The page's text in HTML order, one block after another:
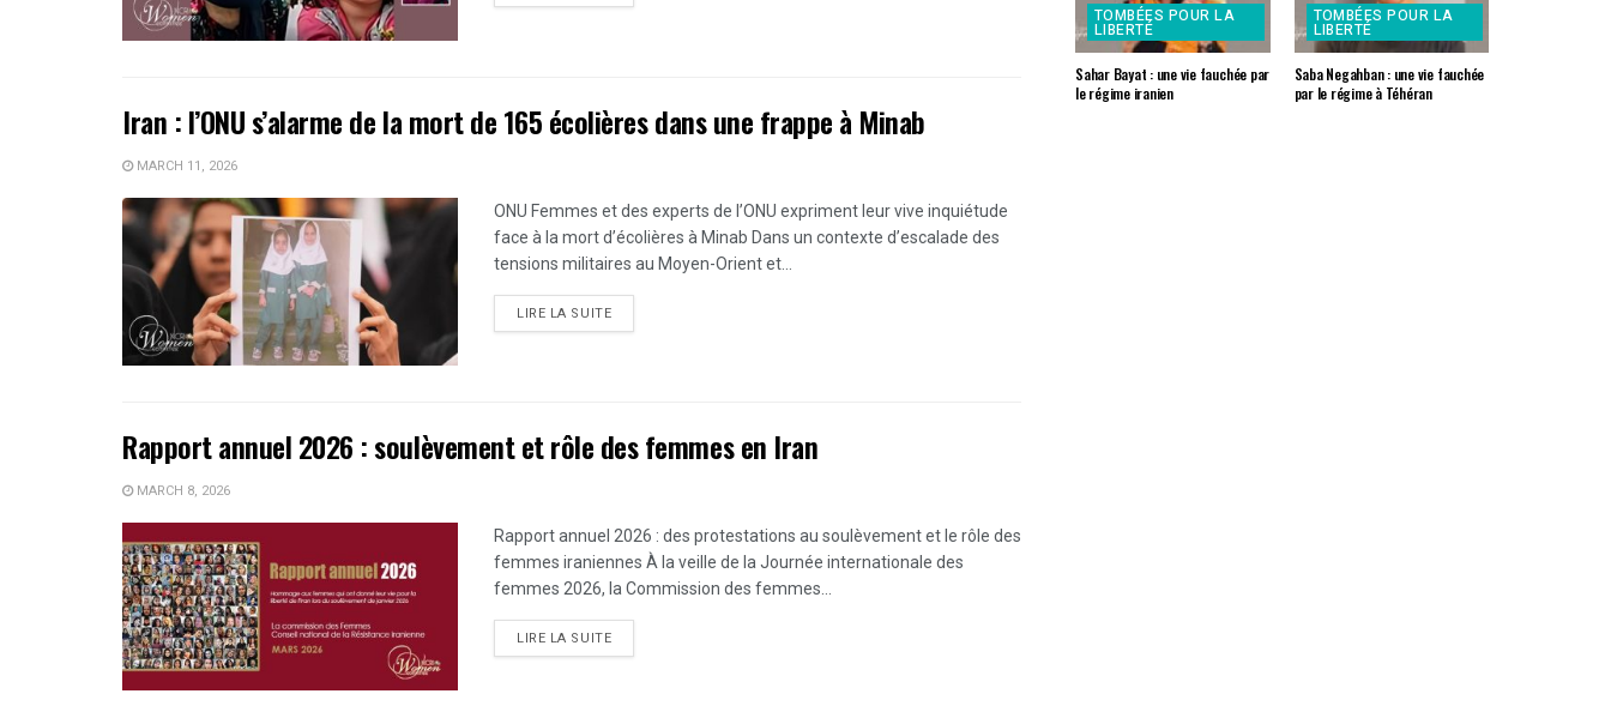
Iran : l’ONU s’alarme de la mort de 165 écolières dans une frappe à Minab
MARCH 11, 2026
ONU Femmes et des experts de l’ONU expriment leur vive inquiétude
face à la mort d’écolières à Minab Dans un contexte d’escalade des
tensions militaires au Moyen-Orient et...
LIRE LA SUITEDETAILS
Rapport annuel 2026 : soulèvement et rôle des femmes en Iran
MARCH 8, 2026
Rapport annuel 2026 : des protestations au soulèvement et le rôle des
femmes iraniennes À la veille de la Journée internationale des
femmes 2026, la Commission des femmes...
LIRE LA SUITEDETAILS
TOMBÉES POUR LA
LIBERTÉ
Sahar Bayat : une vie fauchée par
le régime iranien
TOMBÉES POUR LA
LIBERTÉ
Saba Negahban : une vie fauchée
par le régime à Téhéran